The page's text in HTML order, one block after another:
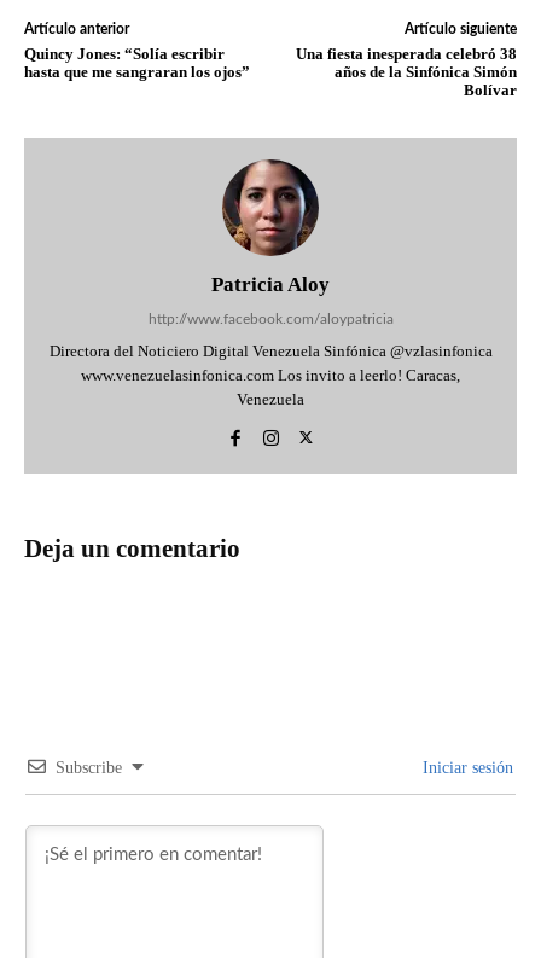
Artículo anterior
Quincy Jones: “Solía escribir
hasta que me sangraran los ojos”
Artículo siguiente
Una fiesta inesperada celebró 38
años de la Sinfónica Simón
Bolívar
Patricia Aloy
http://www.facebook.com/aloypatricia
Directora del Noticiero Digital Venezuela Sinfónica @vzlasinfonica
www.venezuelasinfonica.com Los invito a leerlo! Caracas,
Venezuela
Deja un comentario
Subscribe Iniciar sesión